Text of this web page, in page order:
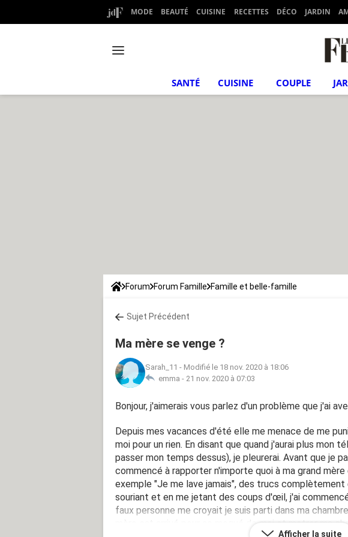
MODE BEAUTÉ CUISINE RECETTES DÉCO JARDIN
SANTÉ CUISINE COUPLE
Forum Forum Famille Famille et belle-famille
Sujet Précédent
Ma mère se venge ?
Sarah_11 - Modifié le 18 nov. 2020 à 18:06
emma - 21 nov. 2020 à 07:03
Bonjour, j'aimerais vous parlez d'un problème que j'ai
Depuis mes vacances d'été elle me menace de me
moi pour un rien. En disant que quand j'aurai plus mon
passer mon temps dessus), je pleurerai. Avant que je
commencé à rapporter n'importe quoi à ma grand
exemple "Je me lave jamais", des trucs
souriant et en me jetant des coups d'œil, j'ai
faux personne me croyait je suis parti dans ma
mère est arrivé pour se moqué de moi et motrer ma
Afficher la suite